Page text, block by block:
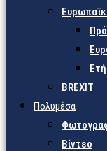
BREXIT
Πολυμέσα
Βίντεο